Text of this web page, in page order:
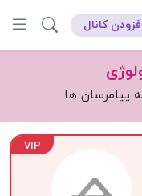
کانال
پیامرسان ها
VIP